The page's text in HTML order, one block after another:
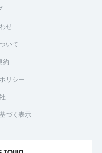
せ
いて
約
リシー
づく表示